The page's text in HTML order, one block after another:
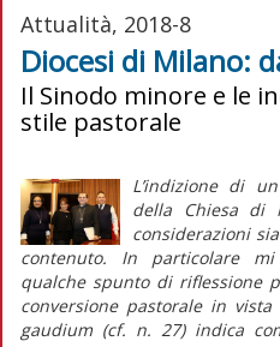
Attualità, 2018-8
Diocesi di Milano:
Il Sinodo minore e le
stile pastorale
L’indizione di
della Chiesa di
considerazioni
contenuto. In particolare
qualche spunto di riflessione
conversione pastorale in
gaudium(cf. n. 27) indica